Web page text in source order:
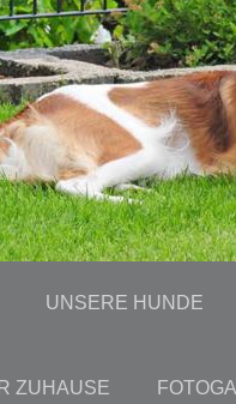
UNSERE HUNDE
ZUHAUSE